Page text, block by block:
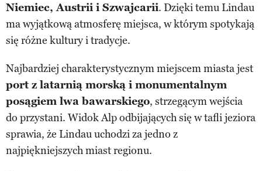
Niemiec, Austrii i Szwajcarii. Dzięki temu Lindau
ma wyjątkową atmosferę miejsca, w którym spotykają
się różne kultury i tradycje.
Najbardziej charakterystycznym miejscem miasta jest
port z latarnią morską i monumentalnym
posągiem lwa bawarskiego, strzegącym wejścia
do przystani. Widok Alp odbijających się w tafli jeziora
sprawia, że Lindau uchodzi za jedno z
najpiękniejszych miast regionu.